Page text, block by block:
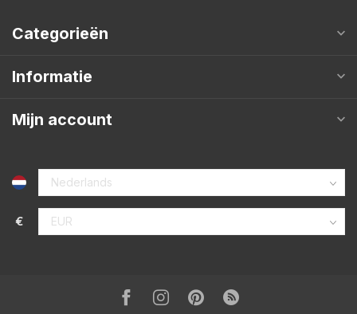
Categorieën
Informatie
Mijn account
€